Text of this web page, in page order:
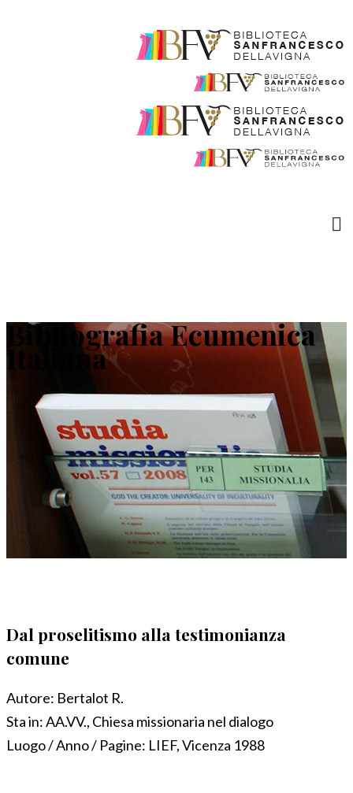
Bibliografia Ecumenica
Italiana
Dal proselitismo alla testimonianza
comune
Autore: Bertalot R.
Sta in:AA.VV., Chiesa missionaria nel dialogo
Luogo / Anno / Pagine: LIEF, Vicenza 1988